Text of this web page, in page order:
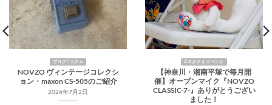
ブログ / コラム
NOVZO ヴィンテージコレクシ
ョン・maxon CS-505のご紹介
2026年7月2日
Aスタジオ イベント
【神奈川・湘南平塚で毎月開
催】オープンマイク『NOVZO
CLASSIC-7-』ありがとうござい
ました！